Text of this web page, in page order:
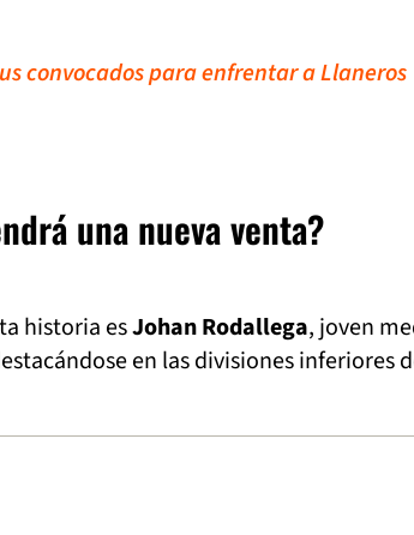
convocados para enfrentar a Llaneros
una nueva venta?
historia esJohan Rodallega, joven
en las divisiones inferiores